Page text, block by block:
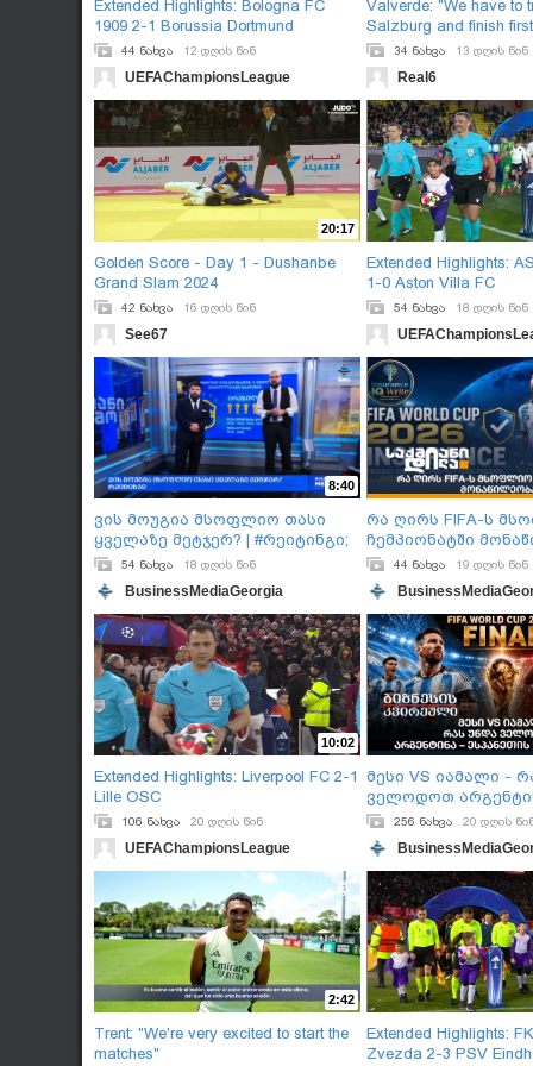
Extended Highlights: Bologna FC
1909 2-1 Borussia Dortmund
44 ნახვა 12 დღის წინ
UEFAChampionsLeague
Valverde: "We have to
Salzburg and finish
34 ნახვა 13 დღის წინ
Real6
20:17
Golden Score - Day 1 - Dushanbe
Grand Slam 2024
42 ნახვა 16 დღის წინ
See67
Extended Highlights:
1-0 Aston Villa FC
54 ნახვა 18 დღის წინ
8:40
ვის მოუგია მსოფლიო თასი
ყველაზე მეტჯერ? | #რეიტინგი;
54 ნახვა 18 დღის წინ
BusinessMediaGeorgia
რა ღირს FIFA-ს
ჩემპიონატში
44 ნახვა 19 დღის წინ
10:02
Extended Highlights: Liverpool FC 2-1
Lille OSC
106 ნახვა 20 დღის წინ
UEFAChampionsLeague
მესი VS იამალი -
ველოდოთ
ესპანეთის
256 ნახვა 20 დღის
2:42
Trent: "We're very excited to start the
matches"
Extended Highlights:
Zvezda 2-3 PSV